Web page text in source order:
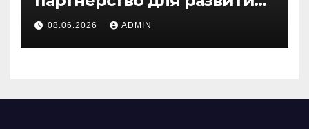
цифрового будущего
Центральной Азии на
GITEX Kazakhstan
08.06.2026 ADMIN